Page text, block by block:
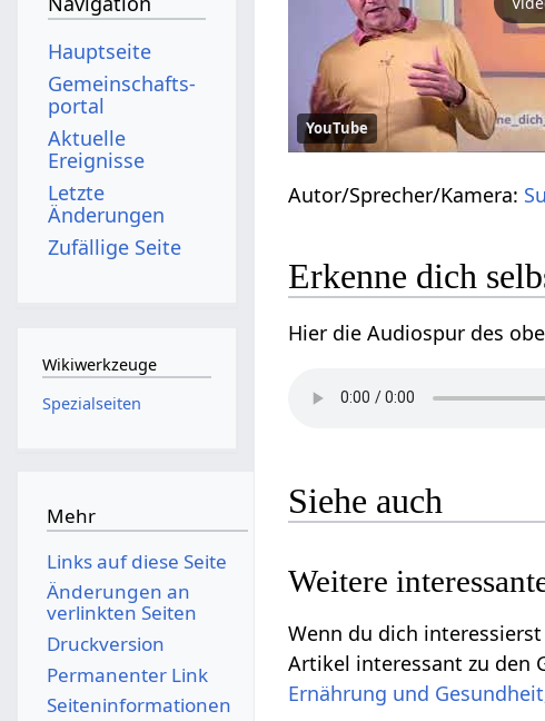
YouTube
Autor/Sprecher/Kamera:
Erkenne dich
Hier die Audiospur des
Siehe auch
Weitere
Wenn du dich
Artikel interessant zu den
Ernährung und Gesundheit
Hauptseite
Gemeinschafts­
portal
Aktuelle
Ereignisse
Letzte
Änderungen
Zufällige Seite
Wikiwerkzeuge
Spezialseiten
Mehr
Links auf diese Seite
Änderungen an
verlinkten Seiten
Druckversion
Permanenter Link
Seiten­­informationen